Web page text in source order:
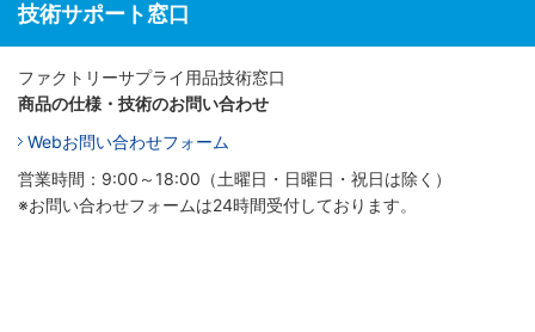
技術サポート窓口
ファクトリーサプライ用品技術窓口
商品の仕様・技術のお問い合わせ
Webお問い合わせフォーム
営業時間：9:00～18:00（土曜日・日曜日・祝日は除く）
※お問い合わせフォームは24時間受付しております。